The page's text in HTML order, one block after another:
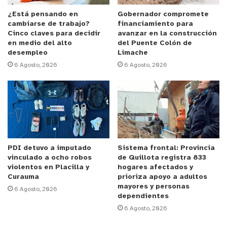
práctica, viendo y comentando películas, y
trabajando en conjunto proyectos creativos.
Esta iniciativa fue financiada por el Fondo de
Fomento Audiovisual, Convocatoria 2022, del
Ministerio de las Culturas, las Artes y el
Patrimonio. El proyecto consta de cuatro clases
presenciales que irán de 16:00 a 19:00 los días
viernes, y de 11:00 a 14:00 los sábados, y serán
impartidas por Susana Castillo Ponce, María
Ignacia Gutiérrez Hernández y Romi Rodríguez
Merino, todas expertas en cine y pedagogía.
“La invitación está abierta a todas y todos los que
se inscriban y participen de esta instancia que
¿Está pensando en
cambiarse de trabajo?
Cinco claves para decidir
en medio del alto
desempleo
6 Agosto, 2026
Gobernador compromete
financiamiento para
avanzar en la construcción
del Puente Colón de
Limache
6 Agosto, 2026
PDI detuvo a imputado
vinculado a ocho robos
violentos en Placilla y
Curauma
6 Agosto, 2026
Sistema frontal: Provincia
de Quillota registra 833
hogares afectados y
prioriza apoyo a adultos
mayores y personas
dependientes
6 Agosto, 2026